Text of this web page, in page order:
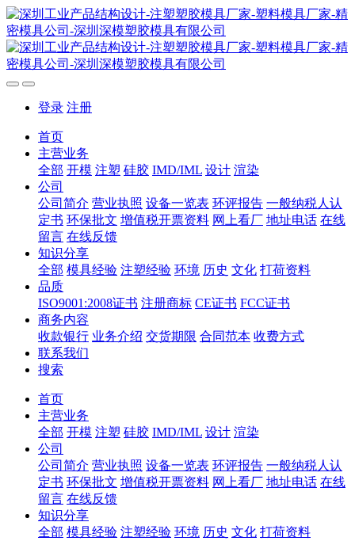
登录 注册
首页
主营业务
全部 开模 注塑 硅胶 IMD/IML 设计 渲染
公司
公司简介 营业执照 设备一览表 环评报告 一般纳税人认
定书 环保批文 增值税开票资料 网上看厂 地址电话 在线
留言 在线反馈
知识分享
全部 模具经验 注塑经验 环境 历史 文化 打荷资料
品质
ISO9001:2008证书 注册商标 CE证书 FCC证书
商务内容
收款银行 业务介绍 交货期限 合同范本 收费方式
联系我们
搜索
首页
主营业务
全部 开模 注塑 硅胶 IMD/IML 设计 渲染
公司
公司简介 营业执照 设备一览表 环评报告 一般纳税人认
定书 环保批文 增值税开票资料 网上看厂 地址电话 在线
留言 在线反馈
知识分享
全部 模具经验 注塑经验 环境 历史 文化 打荷资料